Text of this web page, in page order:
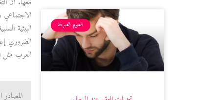
العلوم الصرفة
الاجتماعي
البيئية
الضروري
العرب مثل